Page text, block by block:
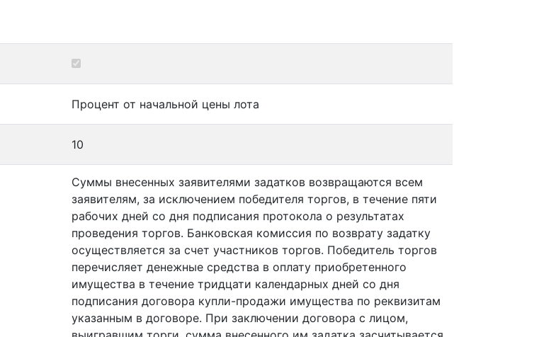
Процент от начальной цены лота
10
Суммы внесенных заявителями задатков возвращаются всем
заявителям, за исключением победителя торгов, в течение пяти
рабочих дней со дня подписания протокола о результатах
проведения торгов. Банковская комиссия по возврату задатку
осуществляется за счет участников торгов. Победитель торгов
перечисляет денежные средства в оплату приобретенного
имущества в течение тридцати календарных дней со дня
подписания договора купли-продажи имущества по реквизитам
указанным в договоре. При заключении договора с лицом,